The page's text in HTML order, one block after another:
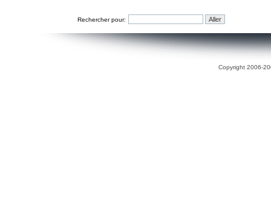
Rechercher pour:
Copyright 2006-